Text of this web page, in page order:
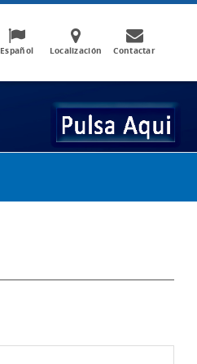
Español Localización Contactar